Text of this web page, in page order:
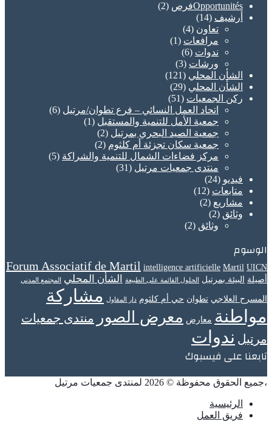
Opportunitésفرص
(2)
أرشيف (14)
تعاون (4)
مرافعات (1)
ندوات (6)
ورشات (3)
الشأن المحلي (121)
الشأن المحلي (29)
ركن الجمعيات (51)
اتحاد العمل النسائي – فرع تطوان/مرتيل (6)
جمعية الأمل للتنمية والمستقبل (1)
جمعية الصيد البحري بمرتيل (2)
جمعية سكان تجزئة أم كلثوم (2)
مركز فضاءات الشمال للتنمية والشراكة (5)
منتدى جمعيات مرتيل (31)
فيديو (24)
متابعات (12)
مشاريع (2)
وثائق (2)
وثائق (2)
الوسوم
Forum Associatif de Martil intelligence artificielle Martil UICN
أصيلة البيئة بمرتيل الحلول القائمة على الطبيعة الشأن المحلي المجتمع المدني
المسرح العلاجي تطوان حي أم كلثوم دار المقاول مشاركة
مواطنة معارض معرض الصور
منتدى جمعيات
مرتيل ندوات
تابعنا على فيسبوك
،جميع الحقوق محفوظة © 2026 لمنتدى جمعيات مرتيل
الرئيسية
فريق العمل